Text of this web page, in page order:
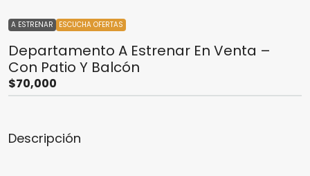
A ESTRENAR ESCUCHA OFERTAS
Departamento A Estrenar En Venta –
Con Patio Y Balcón
$70,000
Descripción